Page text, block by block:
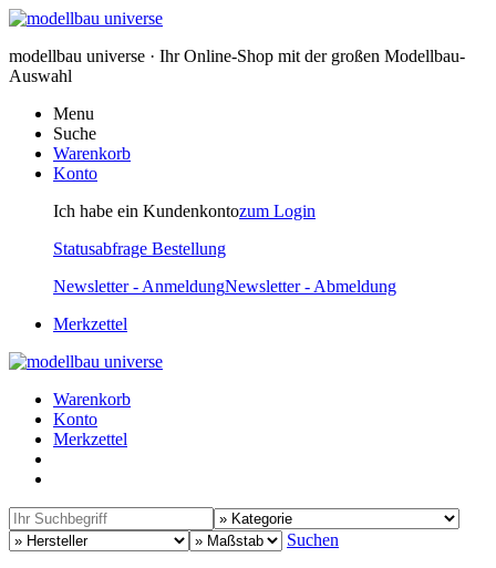
modellbau universe · Ihr Online-Shop mit der großen Modellbau-
Auswahl
Menu
Suche
Warenkorb
Konto
Ich habe ein Kundenkontozum Login
Statusabfrage Bestellung
Newsletter - AnmeldungNewsletter - Abmeldung
Merkzettel
Warenkorb
Konto
Merkzettel
Suchen